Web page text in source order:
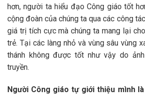
hơn, người ta hiểu đạo Công giáo tốt
cộng đoàn của chúng ta qua các công
giá trị tích cực mà chúng ta mang lại
trẻ. Tại các làng nhỏ và vùng sâu vùng
thánh không được tốt như vậy do
truyền.
Người Công giáo tự giới thiệu mình